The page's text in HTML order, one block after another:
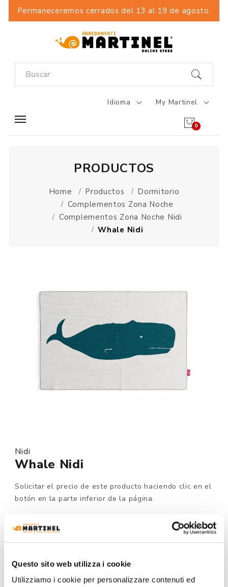
Questo sito web utilizza i cookie
Utilizziamo i cookie per personalizzare contenuti ed
Permaneceremos cerrados del 13 al 19 de agosto.
Idioma My Martinel
0
PRODUCTOS
Home Productos
Dormitorio
Complementos Zona Noche
Complementos Zona Noche Nidi
Whale Nidi
Nidi
Whale Nidi
Solicitar el precio de este producto haciendo clic en el
botón en la parte inferior de la página.
Por pedido